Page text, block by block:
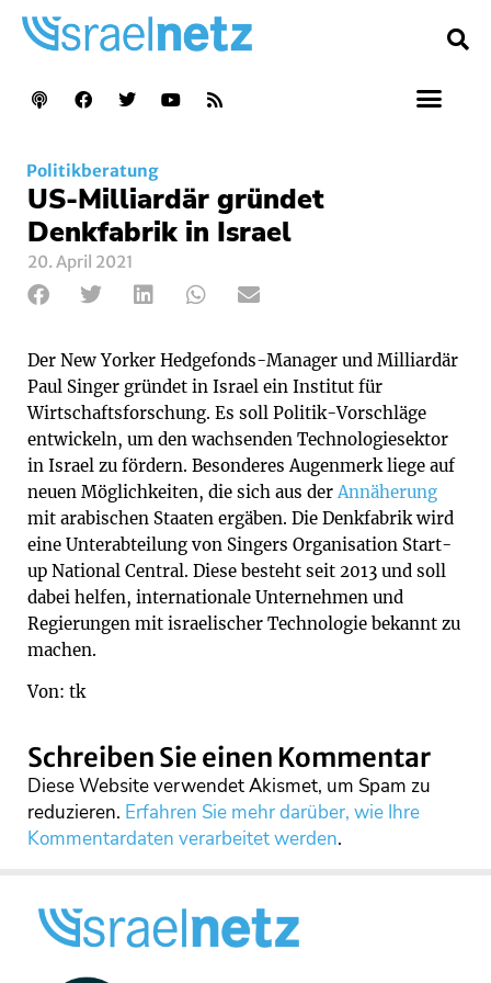
Politikberatung
US-Milliardär gründet
Denkfabrik in Israel
20. April 2021
Der New Yorker Hedgefonds-Manager und Milliardär
Paul Singer gründet in Israel ein Institut für
Wirtschaftsforschung. Es soll Politik-Vorschläge
entwickeln, um den wachsenden Technologiesektor
in Israel zu fördern. Besonderes Augenmerk liege auf
neuen Möglichkeiten, die sich aus der Annäherung
mit arabischen Staaten ergäben. Die Denkfabrik wird
eine Unterabteilung von Singers Organisation Start-
up National Central. Diese besteht seit 2013 und soll
dabei helfen, internationale Unternehmen und
Regierungen mit israelischer Technologie bekannt zu
machen.
Von: tk
Schreiben Sie einen Kommentar
Diese Website verwendet Akismet, um Spam zu
reduzieren. Erfahren Sie mehr darüber, wie Ihre
Kommentardaten verarbeitet werden.